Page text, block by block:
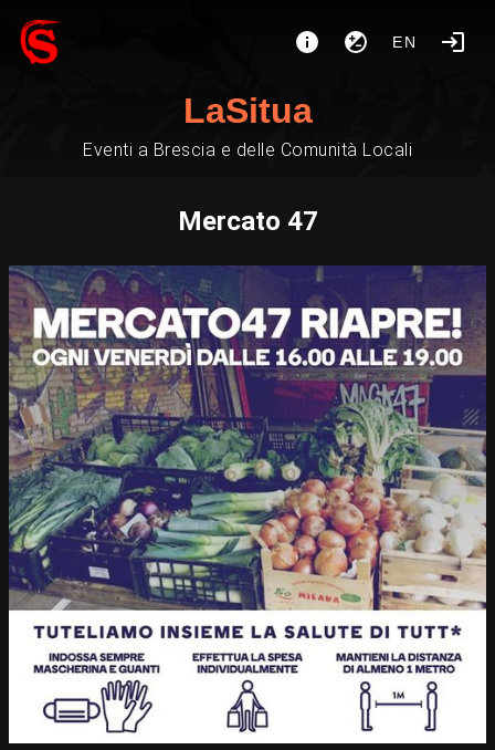
EN
LaSitua
Eventi a Brescia e delle Comunità Locali
Mercato 47